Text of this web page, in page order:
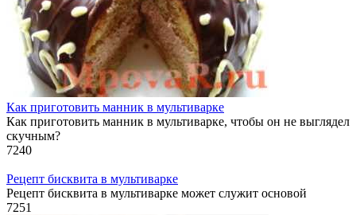
Как приготовить манник в мультиварке
Как приготовить манник в мультиварке, чтобы он не выглядел
скучным?
7240
Рецепт бисквита в мультиварке
Рецепт бисквита в мультиварке может служит основой
7251